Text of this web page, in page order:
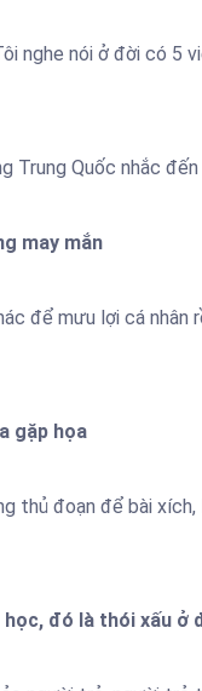
nghe nói ở đời có 5
Trung Quốc nhắc
may mắn
để mưu lợi cá nhân
gặp họa
thủ đoạn để bài
đó là thói xấu ở